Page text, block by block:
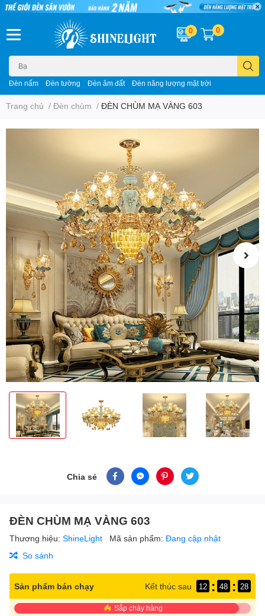
Đèn nấm Đèn tường Đèn âm đất Đèn năng lượng mặt trời
0 0
Trang chủ / Đèn chùm / ĐÈN CHÙM MẠ VÀNG 603
Chia sẻ
ĐÈN CHÙM MẠ VÀNG 603
Thương hiệu: ShineLight Mã sản phẩm: Đang cập nhật
So sánh
Sản phẩm bán chạy Kết thúc sau 12 : 48 : 28
Sắp cháy hàng